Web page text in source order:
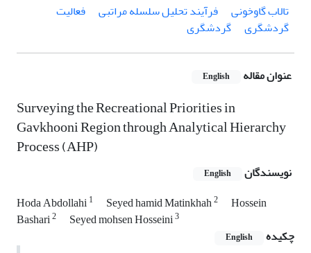
تالاب گاوخونی
فرآیند تحلیل سلسله مراتبی
فعالیت
گردشگری
گردشگری
عنوان مقاله English
Surveying the Recreational Priorities in
Gavkhooni Region through Analytical Hierarchy
Process (AHP)
نویسندگان English
Hoda Abdollahi1 Seyed hamid Matinkhah2
Hossein
Bashari2 Seyed mohsen Hosseini3
چکیده English